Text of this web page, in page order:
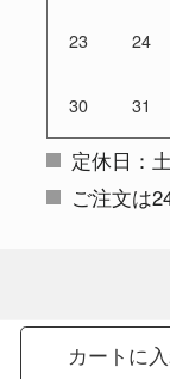
カートに
23 24
30 31
定休日：
ご注文は